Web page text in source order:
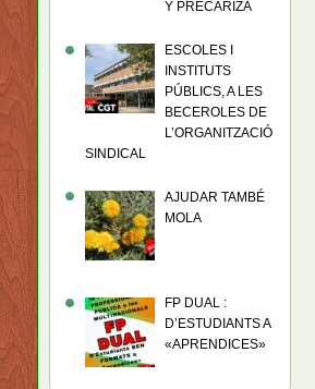
Y PRECARIZA
ESCOLES I
INSTITUTS
PÚBLICS, A LES
BECEROLES DE
L’ORGANITZACIÓ
SINDICAL
AJUDAR TAMBÉ
MOLA
FP DUAL :
D’ESTUDIANTS A
«APRENDICES»